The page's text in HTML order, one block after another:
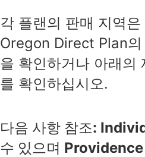
각 플랜의 판매 지역
Oregon Direct Plan의
을 확인하거나 아래의
를 확인하십시오.
다음 사항 참조:
수 있으며